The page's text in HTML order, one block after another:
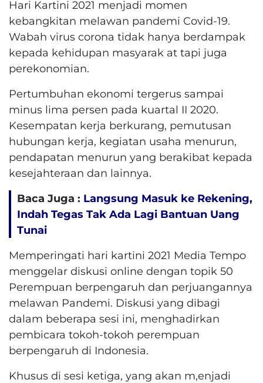
Hari Kartini 2021 menjadi momen
kebangkitan melawan pandemi Covid-19.
Wabah virus corona tidak hanya berdampak
kepada kehidupan masyarak at tapi juga
perekonomian.
Pertumbuhan ekonomi tergerus sampai
minus lima persen pada kuartal II 2020.
Kesempatan kerja berkurang, pemutusan
hubungan kerja, kegiatan usaha menurun,
pendapatan menurun yang berakibat kepada
kesejahteraan dan lainnya.
Baca Juga : Langsung Masuk ke Rekening,
Indah Tegas Tak Ada Lagi Bantuan Uang
Tunai
Memperingati hari kartini 2021 Media Tempo
menggelar diskusi online dengan topik 50
Perempuan berpengaruh dan perjuangannya
melawan Pandemi. Diskusi yang dibagi
dalam beberapa sesi ini, menghadirkan
pembicara tokoh-tokoh perempuan
berpengaruh di Indonesia.
Khusus di sesi ketiga, yang akan m,enjadi